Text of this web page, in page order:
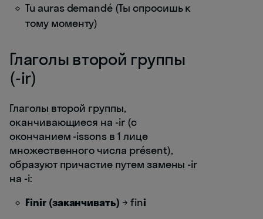
Tu auras demandé (Ты спросишь к
тому моменту)
Глаголы второй группы
(-ir)
Глаголы второй группы,
оканчивающиеся на -ir (с
окончанием -issons в 1 лице
множественного числа présent),
образуют причастие путем замены -ir
на -i:
Finir (заканчивать) → fini